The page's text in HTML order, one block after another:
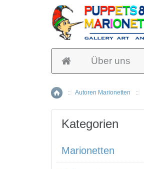
Über uns
Home
:: Autoren Marionetten ::
Kategorien
Marionetten